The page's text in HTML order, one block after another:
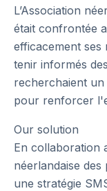
L’Association
était confrontée
efficacement ses
tenir informés
recherchaient
pour renforcer
Our solution
En collaboration
néerlandaise
une stratégie